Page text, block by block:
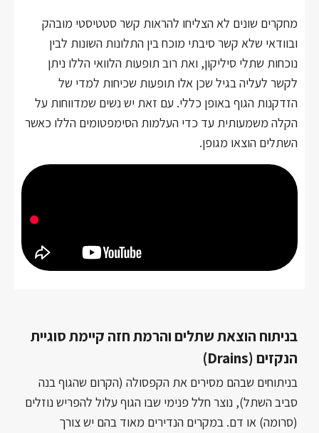
מחקרים שונים לא הצליחו להראות קשר סטטיסטי מובהק
ובוודאי שלא קשר סיבתי מוכח בין התלונות השונות לבין
נוכחות שתלי סיליקון, ואת רוב תופעות הלוואי הללו ניתן
לקשר לעליה בגיל שכן אלו תופעות שכיחות למדי של
הזדקנות הגוף באופן כללי. עם זאת יש נשים שמדווחות על
הקלה משמעותית עד כדי העלמות הסימפטומים הללו כאשר
השתלים הוצאו מגופן.
בניתוח הוצאת שתלים והרמת חזה קיימת סוגיית
הנקזים (Drains)
בניתוחים שבהם מסירים את הקפסולה (הקרום שהגוף בנה
סביב השתל), נוצר חלל פנימי שבו הגוף עלול להפריש נוזלים
(סרומה) או דם. במקרים הנדירים מאוד בהם יש צורך